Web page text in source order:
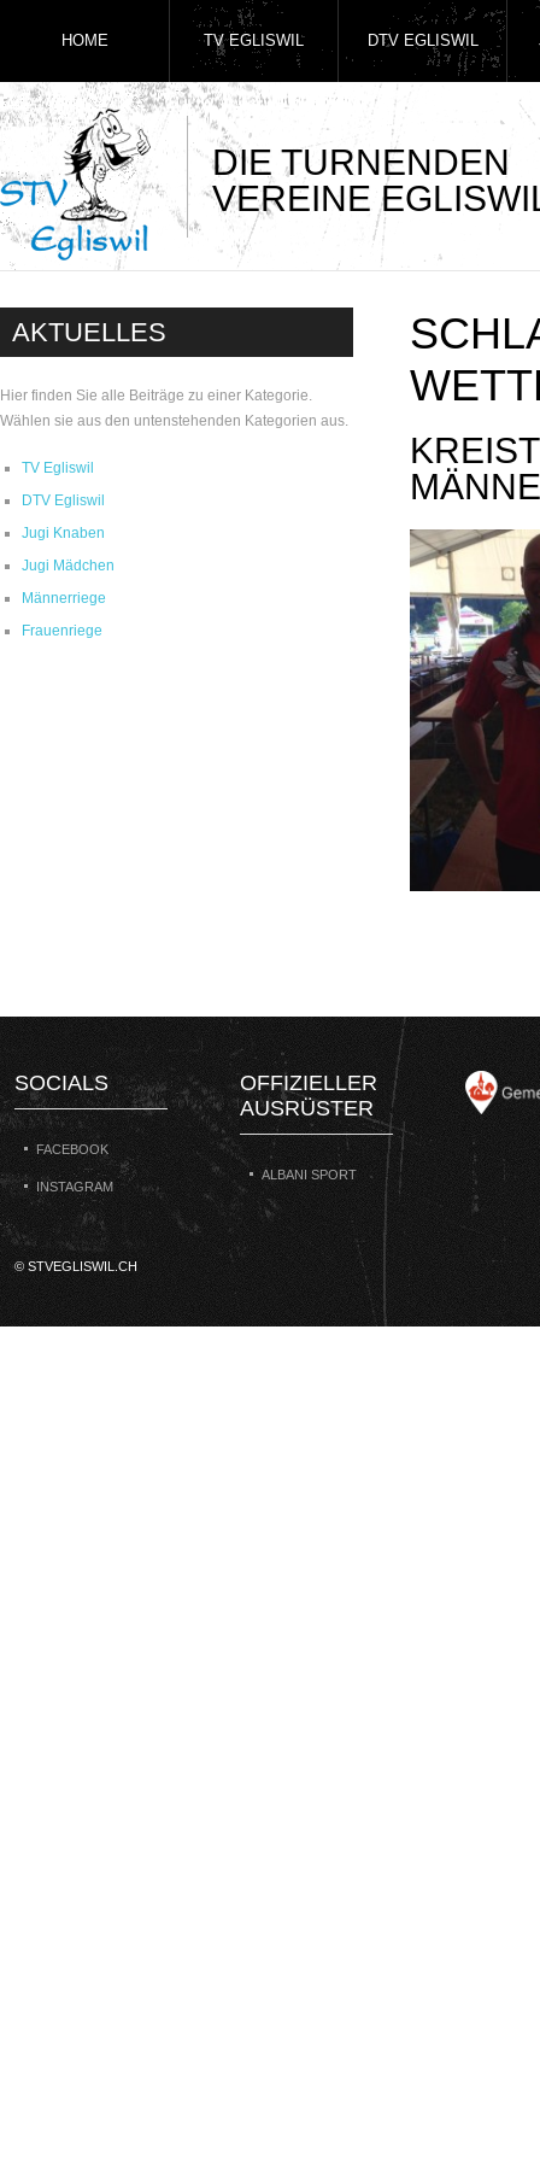
DIE TURNENDEN
VEREINE
HOME TV EGLISWIL DTV EGLISWIL
AKTUELLES
Hier finden Sie alle Beiträge zu einer Kategorie.
Wählen sie aus den untenstehenden Kategorien aus.
TV Egliswil
DTV Egliswil
Jugi Knaben
Jugi Mädchen
Männerriege
Frauenriege
SOCIALS
FACEBOOK
INSTAGRAM
OFFIZIELLER
AUSRÜSTER
ALBANI SPORT
© STVEGLISWIL.CH